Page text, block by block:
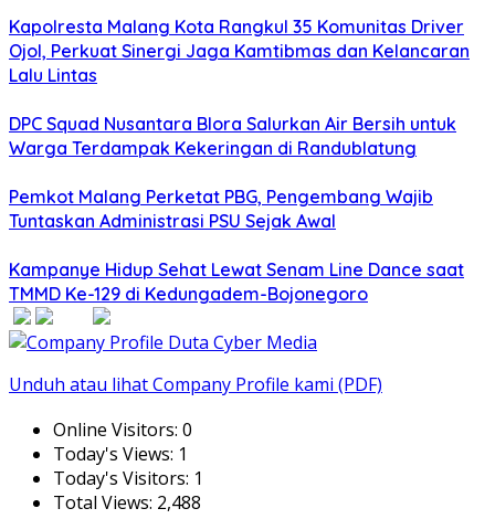
Kapolresta Malang Kota Rangkul 35 Komunitas Driver
Ojol, Perkuat Sinergi Jaga Kamtibmas dan Kelancaran
Lalu Lintas
DPC Squad Nusantara Blora Salurkan Air Bersih untuk
Warga Terdampak Kekeringan di Randublatung
Pemkot Malang Perketat PBG, Pengembang Wajib
Tuntaskan Administrasi PSU Sejak Awal
Kampanye Hidup Sehat Lewat Senam Line Dance saat
TMMD Ke-129 di Kedungadem-Bojonegoro
Unduh atau lihat Company Profile kami (PDF)
Online Visitors: 0
Today's Views: 1
Today's Visitors: 1
Total Views: 2,488